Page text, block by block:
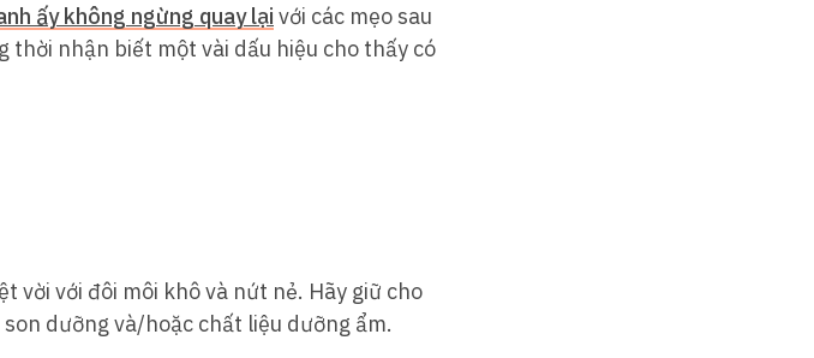
ấy không ngừng quay lại với các mẹo sau
nhận biết một vài dấu hiệu cho thấy có
vời với đôi môi khô và nứt nẻ. Hãy giữ cho
dưỡng và/hoặc chất liệu dưỡng ẩm.